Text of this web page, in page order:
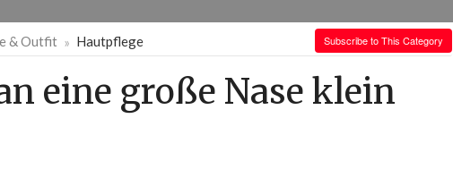
& Outfit Hautpflege Subscribe to This Category
eine große Nase klein